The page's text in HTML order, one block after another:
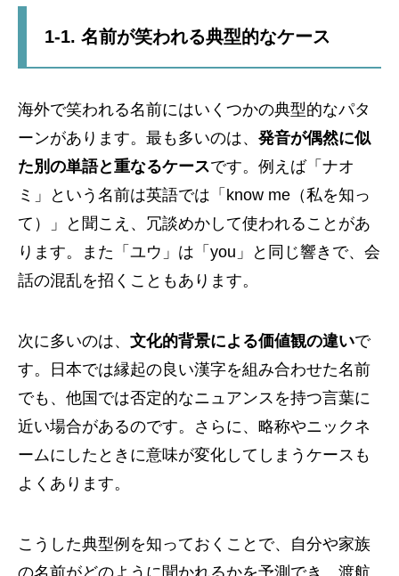
1-1. 名前が笑われる典型的なケース
海外で笑われる名前にはいくつかの典型的なパタ
ーンがあります。最も多いのは、 発音が偶然に似
た別の単語と重なるケースです。例えば「ナオ
ミ」という名前は英語では「know me（私を知っ
て）」と聞こえ、冗談めかして使われることがあ
ります。また「ユウ」は「you」と同じ響きで、会
話の混乱を招くこともあります。
次に多いのは、 文化的背景による価値観の違いで
す。日本では縁起の良い漢字を組み合わせた名前
でも、他国では否定的なニュアンスを持つ言葉に
近い場合があるのです。さらに、略称やニックネ
ームにしたときに意味が変化してしまうケースも
よくあります。
こうした典型例を知っておくことで、自分や家族
の名前がどのように聞かれるかを予測でき、渡航